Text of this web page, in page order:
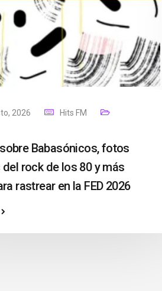
2026
Hits FM
Babasónicos, fotos
rock de los 80 y más
rastrear en la FED 2026